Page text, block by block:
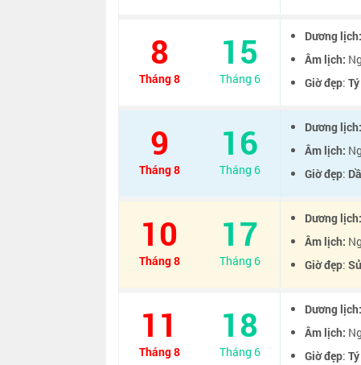
8
Tháng 8
15
Tháng 6
Dương lịch:
Âm lịch:
Giờ đẹp: Tý
9
Tháng 8
16
Tháng 6
Dương lịch:
Âm lịch:
Giờ đẹp:
10
Tháng 8
17
Tháng 6
Dương lịch:
Âm lịch:
Giờ đẹp:
11
Tháng 8
18
Tháng 6
Dương lịch:
Âm lịch:
Giờ đẹp: Tý